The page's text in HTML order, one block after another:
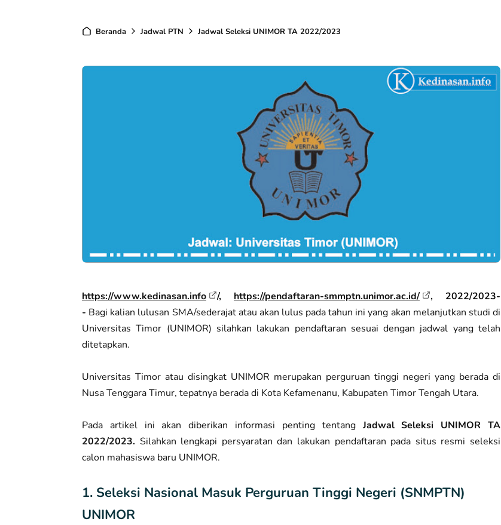
Beranda Jadwal PTN Jadwal Seleksi UNIMOR TA 2022/2023
https://www.kedinasan.info /, https://pendaftaran-smmptn.unimor.ac.id/
, 2022/2023-
- Bagi kalian lulusan SMA/sederajat atau akan lulus pada tahun ini yang akan melanjutkan studi di
Universitas Timor (UNIMOR) silahkan lakukan pendaftaran sesuai dengan jadwal yang telah
ditetapkan.
Universitas Timor atau disingkat UNIMOR merupakan perguruan tinggi negeri yang berada di
Nusa Tenggara Timur, tepatnya berada di Kota Kefamenanu, Kabupaten Timor Tengah Utara.
Pada artikel ini akan diberikan informasi penting tentangJadwal Seleksi UNIMOR TA
2022/2023. Silahkan lengkapi persyaratan dan lakukan pendaftaran pada situs resmi seleksi
calon mahasiswa baru UNIMOR.
1. Seleksi Nasional Masuk Perguruan Tinggi Negeri (SNMPTN)
UNIMOR